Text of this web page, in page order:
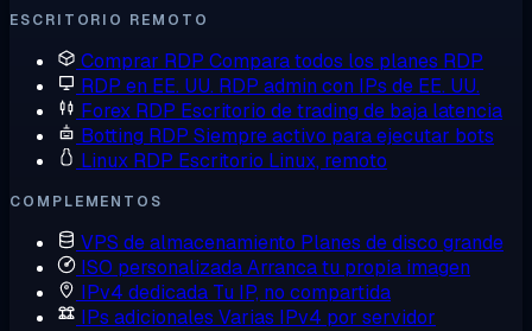
ESCRITORIO REMOTO
Comprar RDP Compara todos los planes RDP
RDP en EE. UU. RDP admin con IPs de EE. UU.
Forex RDP Escritorio de trading de baja latencia
Botting RDP Siempre activo para ejecutar bots
Linux RDP Escritorio Linux, remoto
COMPLEMENTOS
VPS de almacenamiento Planes de disco grande
ISO personalizadaArranca tu propia imagen
IPv4 dedicada Tu IP, no compartida
IPs adicionales Varias IPv4 por servidor